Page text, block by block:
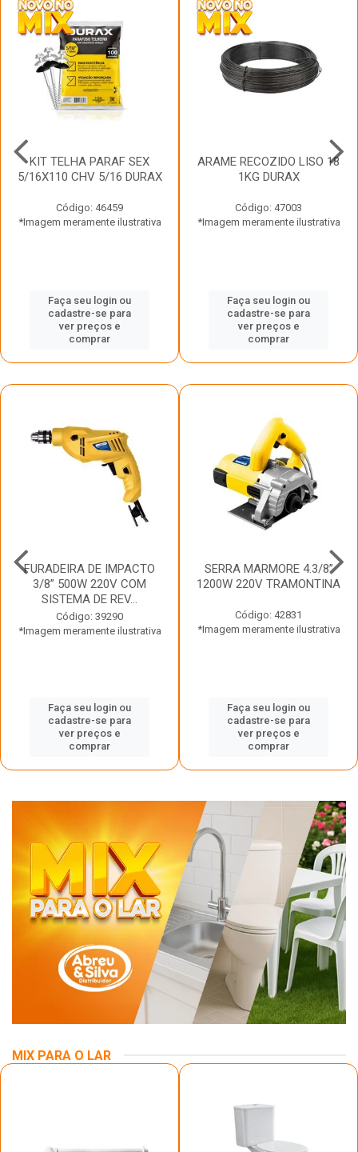
KIT TELHA PARAF SEX
5/16X110 CHV 5/16 DURAX
Código: 46459
*Imagem meramente ilustrativa
Faça seu login ou
cadastre-se para
ver preços e
comprar
ARAME RECOZIDO LISO 18
1KG DURAX
Código: 47003
*Imagem meramente ilustrativa
Faça seu login ou
cadastre-se para
ver preços e
comprar
FURADEIRA DE IMPACTO
3/8” 500W 220V COM
SISTEMA DE REV...
Código: 39290
*Imagem meramente ilustrativa
Faça seu login ou
cadastre-se para
ver preços e
comprar
SERRA MARMORE 4.3/8”
1200W 220V TRAMONTINA
Código: 42831
*Imagem meramente ilustrativa
Faça seu login ou
cadastre-se para
ver preços e
comprar
MIX PARA O LAR